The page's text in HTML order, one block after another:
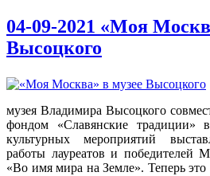
04-09-2021 «Моя
Высоцкого
музея Владимира Высоцкого
фондом «Славянские традиции»
культурных мероприятий
работы лауреатов и победителей
«Во имя мира на Земле». Теперь